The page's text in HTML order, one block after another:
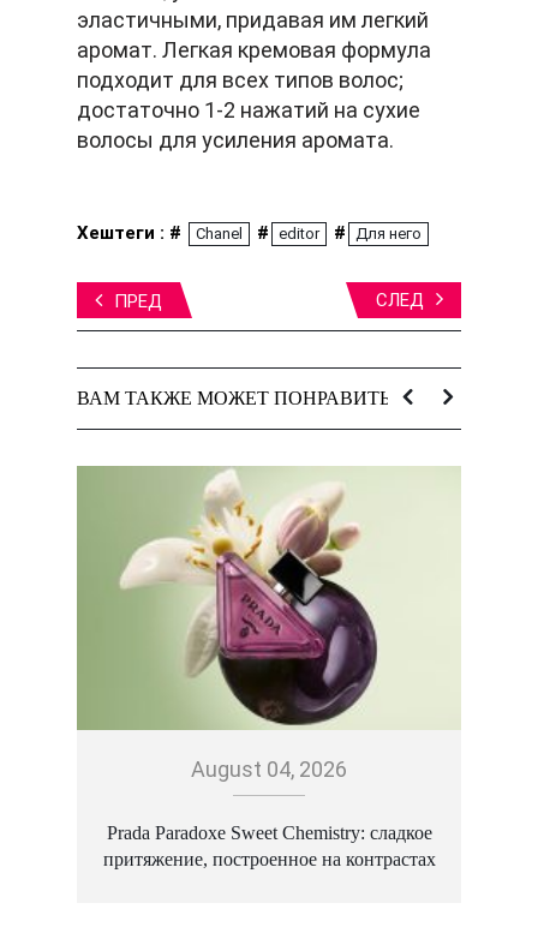
эластичными, придавая им легкий
аромат. Легкая кремовая формула
подходит для всех типов волос;
достаточно 1-2 нажатий на сухие
волосы для усиления аромата.
Хештеги : # Chanel # editor # Для него
ПРЕД СЛЕД
ВАМ ТАКЖЕ МОЖЕТ ПОНРАВИТЬСЯ:
August 04, 2026
Prada Paradoxe Sweet Chemistry: сладкое
притяжение, построенное на контрастах